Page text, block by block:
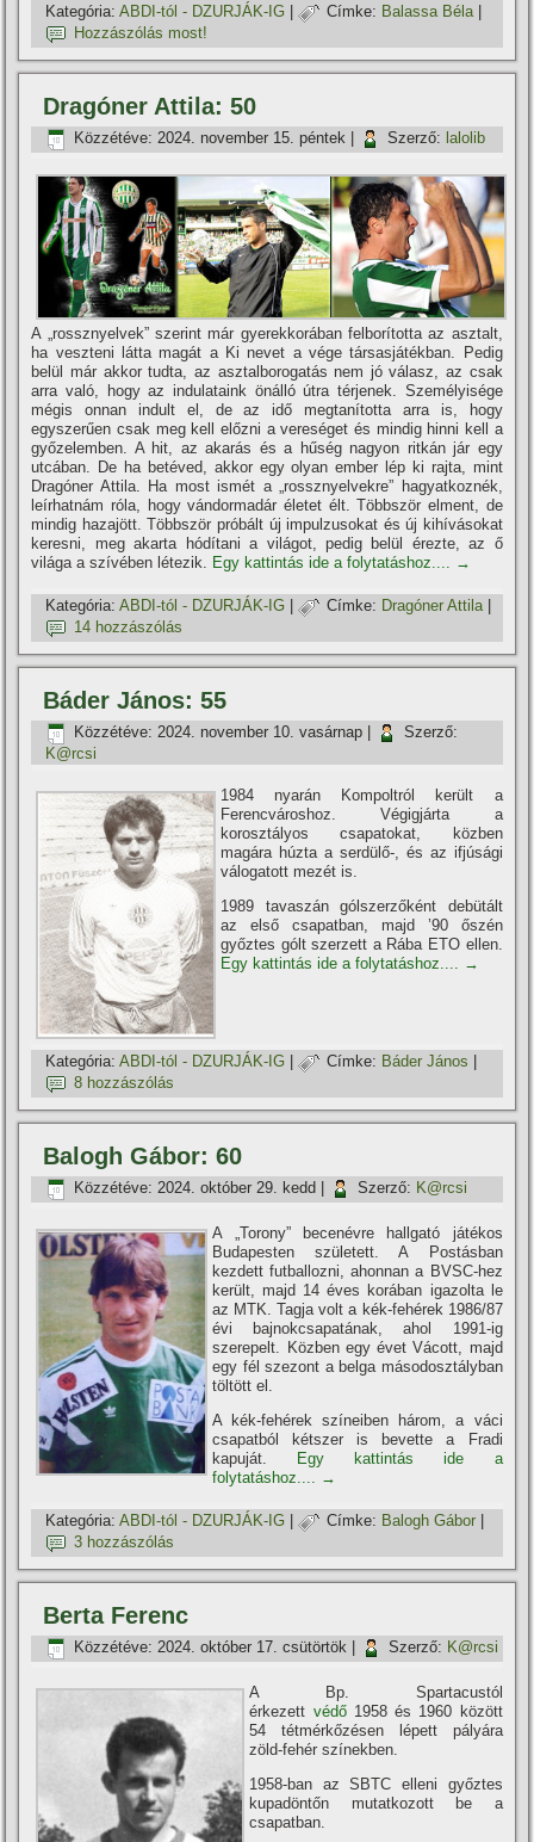
Kategória: ABDI-tól - DZURJÁK-IG | Címke: Balassa Béla|
Hozzászólás most!
Dragóner Attila: 50
Közzétéve: 2024. november 15. péntek Szerző: lalolib
A „rossznyelvek” szerint már gyerekkorában felborí­totta az asztalt,
ha veszteni látta magát a Ki nevet a vége társasjátékban. Pedig
belül már akkor tudta, az asztalborogatás nem jó válasz, az csak
arra való, hogy az indulataink önálló útra térjenek. Személyisége
mégis onnan indult el, de az idő megtaní­totta arra is, hogy
egyszerűen csak meg kell előzni a vereséget és mindig hinni kell a
győzelemben. A hit, az akarás és a hűség nagyon ritkán jár egy
utcában. De ha betéved, akkor egy olyan ember lép ki rajta, mint
Dragóner Attila. Ha most ismét a „rossznyelvekre” hagyatkoznék,
leí­rhatnám róla, hogy vándormadár életet élt. Többször elment, de
mindig hazajött. Többször próbált új impulzusokat és új kihí­vásokat
keresni, meg akarta hódí­tani a világot, pedig belül érezte, az ő
világa a szí­vében létezik. Egy kattintás ide a folytatáshoz.... →
Kategória: ABDI-tól - DZURJÁK-IG | Címke: Dragóner Attila|
14 hozzászólás
Báder János: 55
Közzétéve: 2024. november 10. vasárnap
Szerző:
K@rcsi
1984 nyarán Kompoltról került a
Ferencvároshoz. Végigjárta a
korosztályos csapatokat, közben
magára húzta a serdülő-, és az ifjúsági
válogatott mezét is.
1989 tavaszán gólszerzőként debütált
az első csapatban, majd ’90 őszén
győztes gólt szerzett a Rába ETO ellen.
Egy kattintás ide a folytatáshoz....
→
Kategória: ABDI-tól - DZURJÁK-IG | Címke: Báder János
8 hozzászólás
Balogh Gábor: 60
Közzétéve: 2024. október 29. kedd Szerző: K@rcsi
A „Torony” becenévre hallgató játékos
Budapesten született. A Postásban
kezdett futballozni, ahonnan a BVSC-hez
került, majd 14 éves korában igazolta le
az MTK. Tagja volt a kék-fehérek 1986/87
évi bajnokcsapatának, ahol 1991-ig
szerepelt. Közben egy évet Vácott, majd
egy fél szezont a belga másodosztályban
töltött el.
A kék-fehérek szí­neiben három, a váci
csapatból kétszer is bevette a Fradi
kapuját.
Egy kattintás ide a
folytatáshoz.... →
Kategória: ABDI-tól - DZURJÁK-IG | Címke: Balogh Gábor
3 hozzászólás
Berta Ferenc
Közzétéve: 2024. október 17. csütörtök Szerző: K@rcsi
A Bp. Spartacustól
érkezett védő1958 és 1960 között
54 tétmérkőzésen lépett pályára
zöld-fehér szí­nekben.
1958-ban az SBTC elleni győztes
kupadöntőn mutatkozott be a
csapatban.